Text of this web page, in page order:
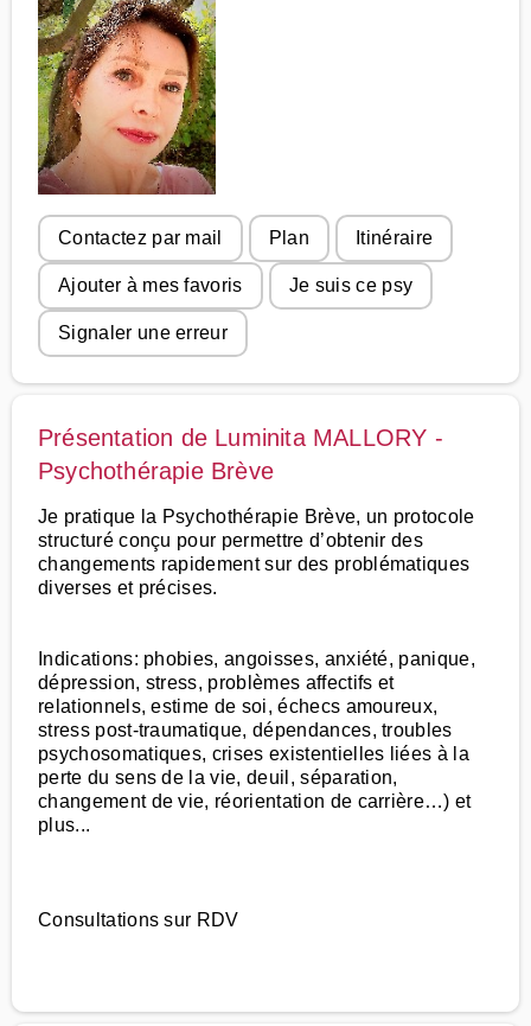
Contactez par mail Plan Itinéraire
Ajouter à mes favoris Je suis ce psy
Signaler une erreur
Présentation de Luminita MALLORY -
Psychothérapie Brève
Je pratique la Psychothérapie Brève, un protocole
structuré conçu pour permettre d’obtenir des
changements rapidement sur des problématiques
diverses et précises.
Indications: phobies, angoisses, anxiété, panique,
dépression, stress, problèmes affectifs et
relationnels, estime de soi, échecs amoureux,
stress post-traumatique, dépendances, troubles
psychosomatiques, crises existentielles liées à la
perte du sens de la vie, deuil, séparation,
changement de vie, réorientation de carrière…) et
plus...
Consultations sur RDV